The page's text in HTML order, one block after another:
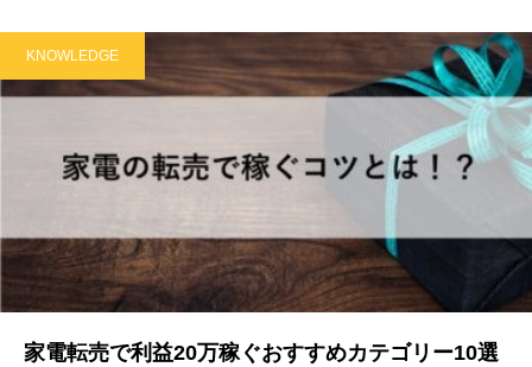
KNOWLEDGE
家電転売で利益20万稼ぐおすすめカテゴリー10選